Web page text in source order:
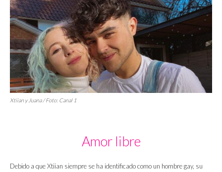
Xtiian y Juana / Foto: Canal 1
Amor libre
Debido a que Xtiian siempre se ha identificado como un hombre gay, su